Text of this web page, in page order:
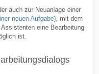
auch zur Neuanlage einer
neuen Aufgabe), mit dem
eine Bearbeitung
ist.